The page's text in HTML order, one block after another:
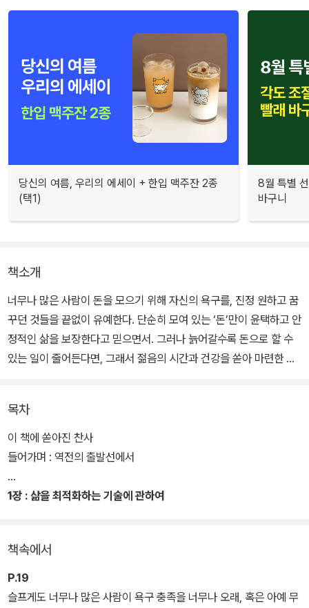
당신의 여름, 우리의 에세이 + 한입 맥주잔 2종
(택1)
8월 특별
바구니
책소개
너무나 많은 사람이 돈을 모으기 위해 자신의 욕구를, 진정 원하고 꿈
꾸던 것들을 끝없이 유예한다. 단순히 모여 있는 ‘돈’만이 윤택하고 안
정적인 삶을 보장한다고 믿으면서. 그러나 늙어갈수록 돈으로 할 수
있는 일이 줄어든다면, 그래서 젊음의 시간과 건강을 쏟아 마련한 돈
일까.
이 책은 미래의 자신을 돌보느라 오늘의 만족을 무한정 지연하며 젊
에, 한 번뿐인 인생에서 돈과 시간의 가치를 극대화할 수 있는 긍정적
계의 기술을 전한다. 돈 버느라 괴로웠던 당신에게 그 이상의 만족과
성취를 쥐여 줄 가장 합리적이고 실용적인 기술! 인생의 낭비를 멈추
고 돈과 시간의 가치를 극대화하는 진정 역전하는 법이다.
목차
이 책에 쏟아진 찬사
들어가며 : 역전의 출발선에서
1장 : 삶을 최적화하는 기술에 관하여
책속에서
P.19
슬프게도 너무나 많은 사람이 욕구 충족을 너무나 오래, 혹은 아예 무